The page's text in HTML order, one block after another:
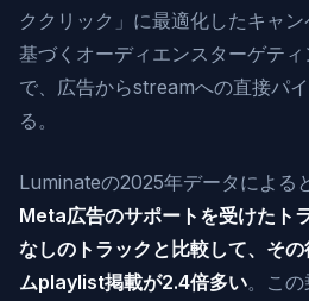
ククリック」に最適化したキャ
基づくオーディエンスターゲテ
で、広告からstreamへの直接パ
る。
Luminateの2025年データによると
Meta広告のサポートを受けたト
なしのトラックと比較して、そ
ムplaylist掲載が2.4倍多い。こ